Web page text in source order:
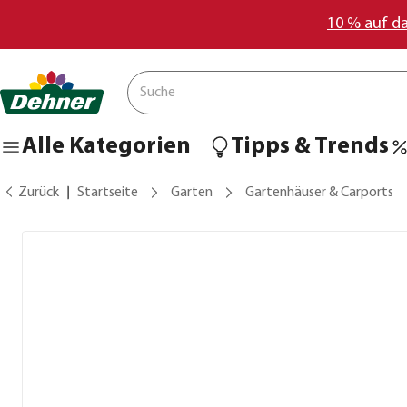
10 % auf
Alle Kategorien Tipps & Trends
Zurück Startseite Garten Gartenhäuser & Carports